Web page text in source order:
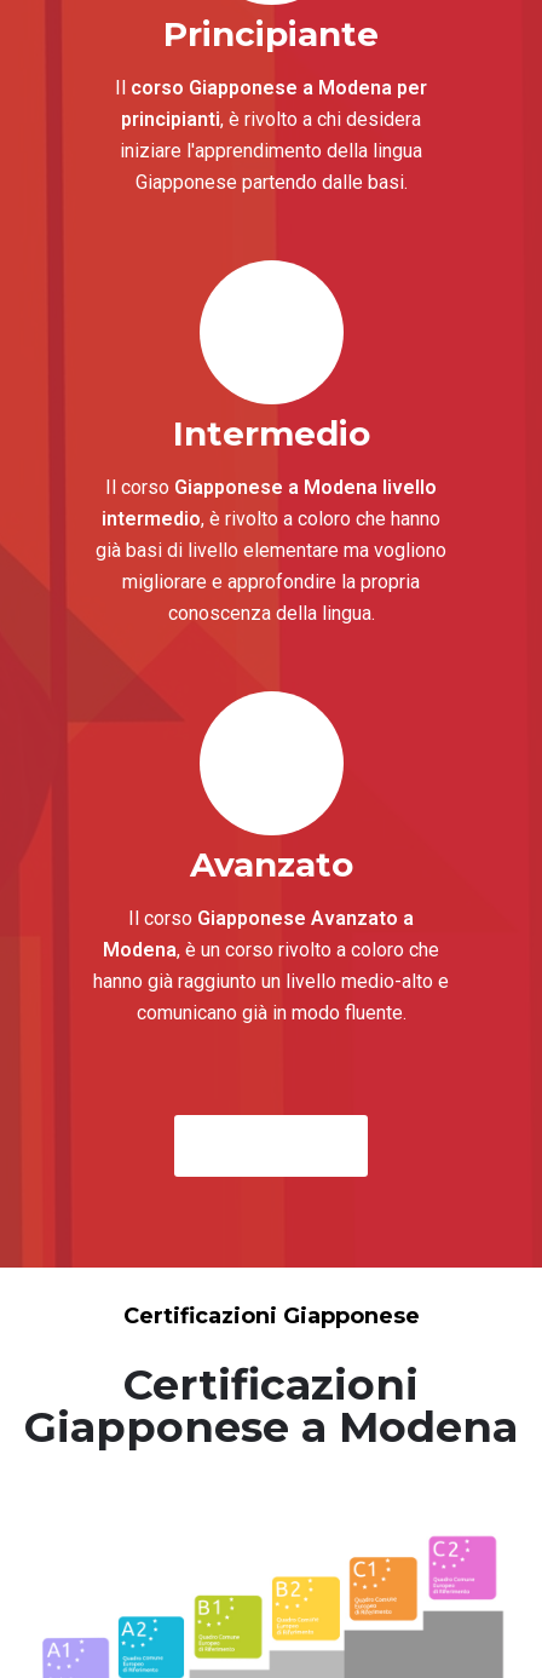
Principiante
Il corso Giapponese a Modena per
principianti, è rivolto a chi desidera
iniziare l'apprendimento della lingua
Giapponese partendo dalle basi.
Intermedio
Il corso Giapponese a Modena livello
intermedio, è rivolto a coloro che hanno
già basi di livello elementare ma vogliono
migliorare e approfondire la propria
conoscenza della lingua.
Avanzato
Il corso Giapponese Avanzato a
Modena, è un corso rivolto a coloro che
hanno già raggiunto un livello medio-alto e
comunicano già in modo fluente.
Certificazioni
Giapponese a Modena
Certificazioni Giapponese